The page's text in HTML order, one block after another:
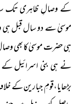
کے وصالِ ظاہری تک
موسیٰ سے دو سال قبل ہی
ہی حضرت موسیٰ کا بھی
نے ہی بنی اسرائیل کے
بڑھایا،قومِ جبارین کے